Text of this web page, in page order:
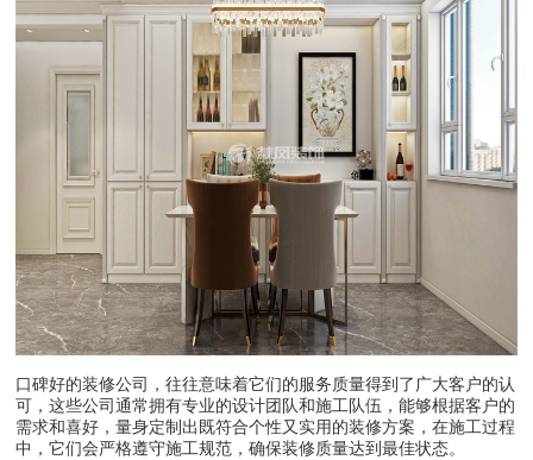
口碑好的装修公司，往往意味着它们的服务质量得到了广大客户的认
可，这些公司通常拥有专业的设计团队和施工队伍，能够根据客户的
需求和喜好，量身定制出既符合个性又实用的装修方案，在施工过程
中，它们会严格遵守施工规范，确保装修质量达到最佳状态。